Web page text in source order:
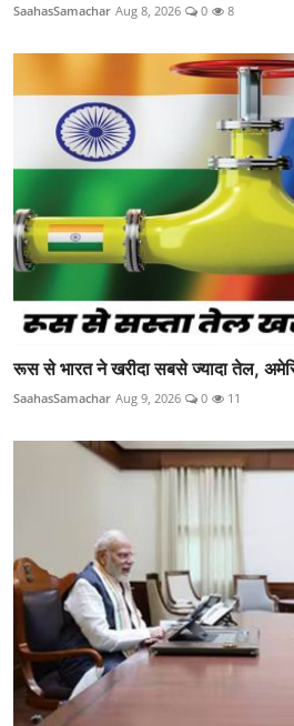
SaahasSamachar Aug 8, 2026 0 8
रूस से भारत ने खरीदा सबसे ज्यादा तेल,
SaahasSamachar Aug 9, 2026 0 11